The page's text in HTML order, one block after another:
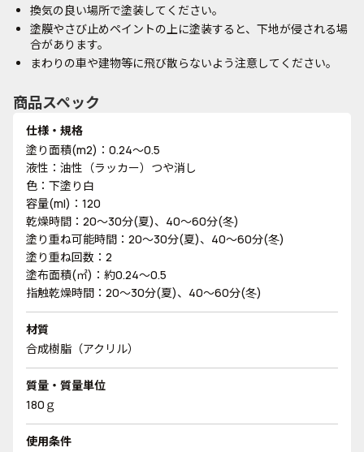
換気の良い場所で塗装してください。
塗膜やさび止めペイントの上に塗装すると、下地が侵される場
合があります。
まわりの車や建物等に飛び散らないよう注意してください。
商品スペック
仕様・規格
塗り面積(m2)：0.24～0.5
液性：油性（ラッカー）つや消し
色：下塗り白
容量(ml)：120
乾燥時間：20～30分(夏)、40～60分(冬)
塗り重ね可能時間：20～30分(夏)、40～60分(冬)
塗り重ね回数：2
塗布面積(㎡)：約0.24～0.5
指触乾燥時間：20～30分(夏)、40～60分(冬)
材質
合成樹脂（アクリル）
質量・質量単位
180ｇ
使用条件